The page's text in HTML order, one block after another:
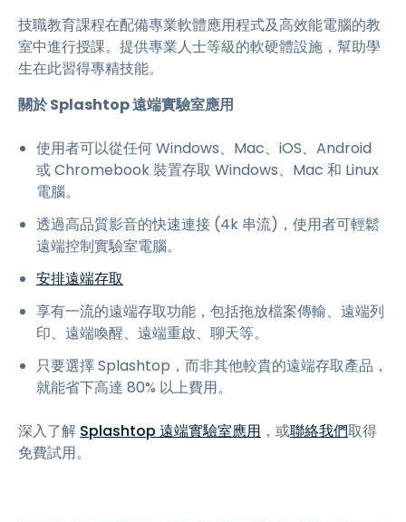
技職教育課程在配備專業軟體應用程式及高效能電腦的教
室中進行授課。提供專業人士等級的軟硬體設施，幫助學
生在此習得專精技能。
關於 Splashtop 遠端實驗室應用
使用者可以從任何 Windows、Mac、iOS、Android
或 Chromebook 裝置存取 Windows、Mac 和 Linux
電腦。
透過高品質影音的快速連接 (4k 串流)，使用者可輕鬆
遠端控制實驗室電腦。
安排遠端存取
享有一流的遠端存取功能，包括拖放檔案傳輸、遠端列
印、遠端喚醒、遠端重啟、聊天等。
只要選擇 Splashtop，而非其他較貴的遠端存取產品，
就能省下高達 80% 以上費用。
深入了解 Splashtop 遠端實驗室應用 ，或聯絡我們取得
免費試用。